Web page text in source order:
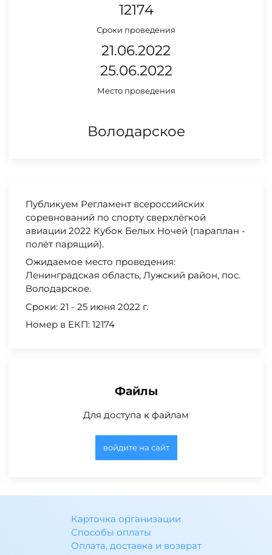
12174
Сроки проведения
21.06.2022
25.06.2022
Место проведения
Володарское
Публикуем Регламент всероссийских
соревнований по спорту сверхлёгкой
авиации 2022 Кубок Белых Ночей (параплан -
полёт парящий).
Ожидаемое место проведения:
Ленинградская область, Лужский район, пос.
Володарское.
Сроки: 21 - 25 июня 2022 г.
Номер в ЕКП: 12174
Файлы
Для доступа к файлам
войдите на сайт
Карточка организации
Способы оплаты
Оплата, доставка и возврат